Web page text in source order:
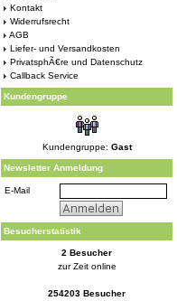
Kontakt
Widerrufsrecht
AGB
Liefer- und Versandkosten
PrivatsphÃ€re und Datenschutz
Callback Service
Kundengruppe
Kundengruppe: Gast
Newsletter Anmeldung
E-Mail
Besucherstatistik
2 Besucher
zur Zeit online
254203 Besucher